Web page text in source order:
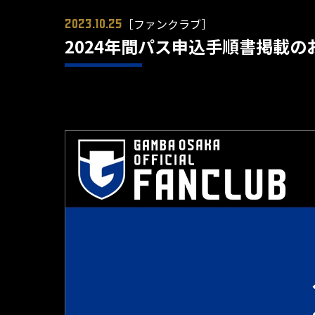
2023.10.25 ［ファンクラブ］
2024年間パス申込手順書掲載の